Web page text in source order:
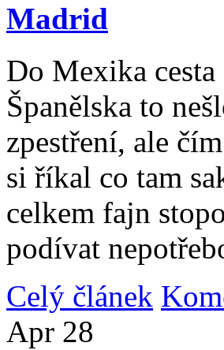
Madrid
Do Mexika
Španělska to
zpestření, ale
si říkal co tam
celkem fajn
podívat
Celý článek
Apr 28